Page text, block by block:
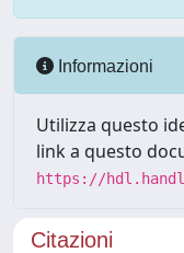
Informazioni
Utilizza questo
link a questo
https://
Citazioni